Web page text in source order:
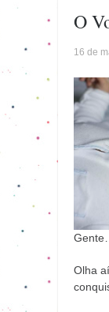
O
16 de
Olha